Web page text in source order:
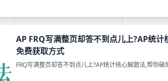
AP FRQ写满整页却答不到点儿上?AP统
免费获取方式
FRQ写满整页却答不到点儿上?AP统计核心解题法,帮你